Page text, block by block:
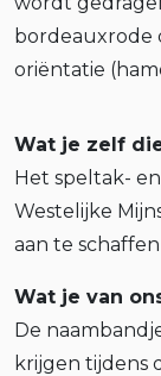
bordeauxrode
oriëntatie
Wat je zelf
Het speltak-
Westelijke
aan te
Wat je van
De
krijgen tijdens